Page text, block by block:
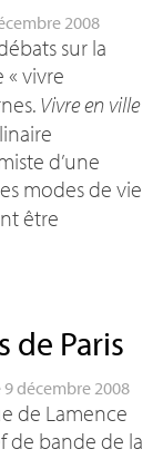
2008
sur la
« vivre
Vivre en ville
d’une
modes de vie
être
de Paris
9 décembre 2008
de Lamence
de bande de la